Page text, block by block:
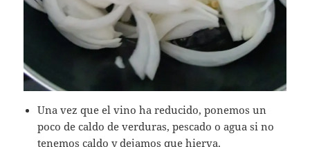
Una vez que el vino ha reducido, ponemos un
poco de caldo de verduras, pescado o agua si no
tenemos caldo y dejamos que hierva.